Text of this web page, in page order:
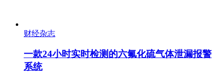
财经杂志
一款24小时实时检测的六氟化硫气体泄漏报警
系统